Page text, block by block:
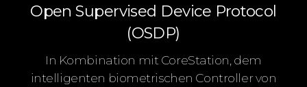
Open Supervised Device Protocol
(OSDP)
In Kombination mit CoreStation, dem
intelligenten biometrischen Controller von